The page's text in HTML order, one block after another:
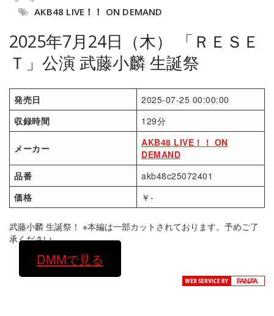
AKB48 LIVE！！ ON DEMAND
2025年7月24日（木） 「ＲＥＳＥ
Ｔ」公演 武藤小麟 生誕祭
発売日
2025-07-25 00:00:00
収録時間
129分
メーカー
AKB48 LIVE！！ ON
DEMAND
品番
akb48c25072401
価格
￥-
武藤小麟 生誕祭！ ※本編は一部カットされております。予めご了
承ください。
DMMで見る